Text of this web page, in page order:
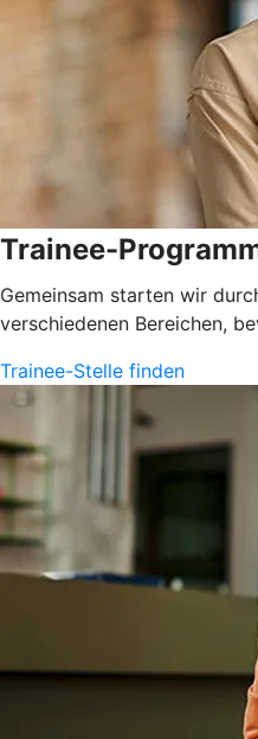
Trainee-
Gemeinsam starten wir
verschiedenen Bereichen,
Trainee-Stelle finden